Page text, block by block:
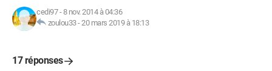
cedi97-8 nov. 2014 à 04:36
zoulou33-20 mars 2019 à 18:13
17 réponses